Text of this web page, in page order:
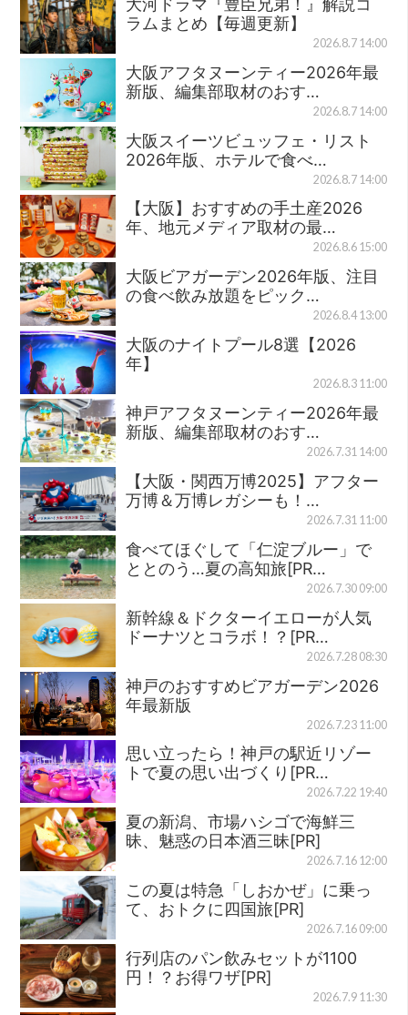
大河ドラマ『豊臣兄弟！』解説コ
ラムまとめ【毎週更新】
2026.8.7 14:00
大阪アフタヌーンティー2026年最
新版、編集部取材のおす…
2026.8.7 14:00
大阪スイーツビュッフェ・リスト
2026年版、ホテルで食べ…
2026.8.7 14:00
【大阪】おすすめの手土産2026
年、地元メディア取材の最…
2026.8.6 15:00
大阪ビアガーデン2026年版、注目
の食べ飲み放題をピック…
2026.8.4 13:00
大阪のナイトプール8選【2026
年】
2026.8.3 11:00
神戸アフタヌーンティー2026年最
新版、編集部取材のおす…
2026.7.31 14:00
【大阪・関西万博2025】アフター
万博＆万博レガシーも！…
2026.7.31 11:00
食べてほぐして「仁淀ブルー」で
ととのう…夏の高知旅[PR…
2026.7.30 09:00
新幹線＆ドクターイエローが人気
ドーナツとコラボ！？[PR…
2026.7.28 08:30
神戸のおすすめビアガーデン2026
年最新版
2026.7.23 11:00
思い立ったら！神戸の駅近リゾー
トで夏の思い出づくり[PR…
2026.7.22 19:40
夏の新潟、市場ハシゴで海鮮三
昧、魅惑の日本酒三昧[PR]
2026.7.16 12:00
この夏は特急「しおかぜ」に乗っ
て、おトクに四国旅[PR]
2026.7.16 09:00
行列店のパン飲みセットが1100
円！？お得ワザ[PR]
2026.7.9 11:30